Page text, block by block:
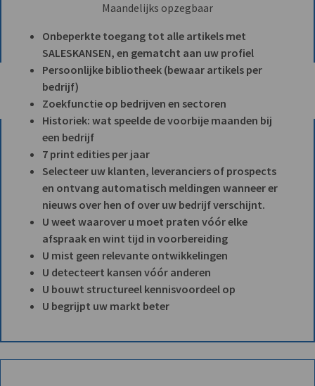
Maandelijks opzegbaar
Onbeperkte toegang tot alle artikels met
SALESKANSEN, en gematcht aan uw profiel
Persoonlijke bibliotheek (bewaar artikels per
bedrijf)
Zoekfunctie op bedrijven en sectoren
Historiek: wat speelde de voorbije maanden bij
een bedrijf
7 print edities per jaar
Selecteer uw klanten, leveranciers of prospects
en ontvang automatisch meldingen wanneer er
nieuws over hen of over uw bedrijf verschijnt.
U weet waarover u moet praten vóór elke
afspraak en wint tijd in voorbereiding
U mist geen relevante ontwikkelingen
U detecteert kansen vóór anderen
U bouwt structureel kennisvoordeel op
U begrijpt uw markt beter